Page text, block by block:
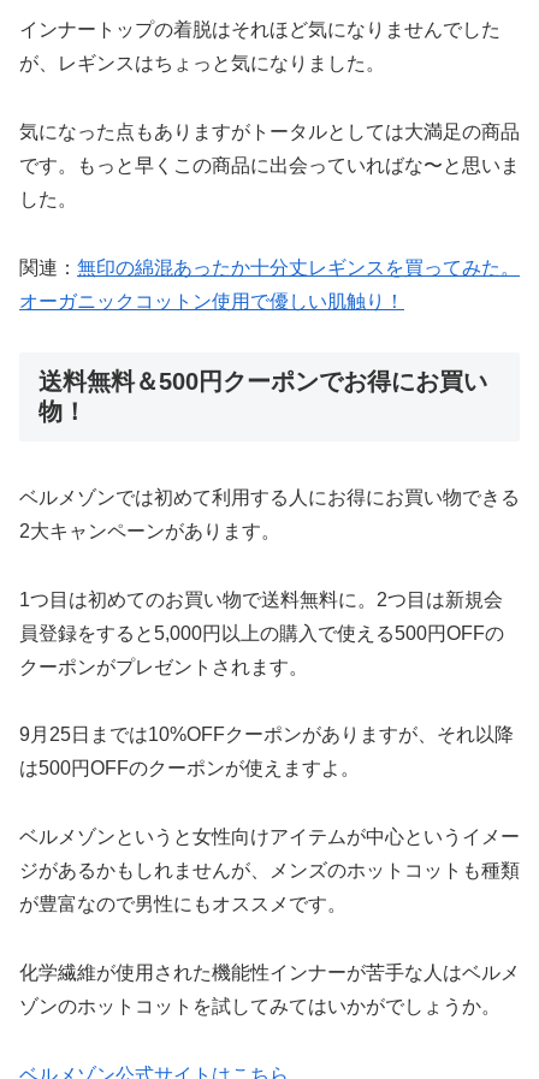
インナートップの着脱はそれほど気になりませんでした
が、レギンスはちょっと気になりました。
気になった点もありますがトータルとしては大満足の商品
です。もっと早くこの商品に出会っていればな〜と思いま
した。
関連： 無印の綿混あったか十分丈レギンスを買ってみた。
オーガニックコットン使用で優しい肌触り！
送料無料＆500円クーポンでお得にお買い
物！
ベルメゾンでは初めて利用する人にお得にお買い物できる
2大キャンペーンがあります。
1つ目は初めてのお買い物で送料無料に。2つ目は新規会
員登録をすると5,000円以上の購入で使える500円OFFの
クーポンがプレゼントされます。
9月25日までは10%OFFクーポンがありますが、それ以降
は500円OFFのクーポンが使えますよ。
ベルメゾンというと女性向けアイテムが中心というイメー
ジがあるかもしれませんが、メンズのホットコットも種類
が豊富なので男性にもオススメです。
化学繊維が使用された機能性インナーが苦手な人はベルメ
ゾンのホットコットを試してみてはいかがでしょうか。
ベルメゾン公式サイトはこちら